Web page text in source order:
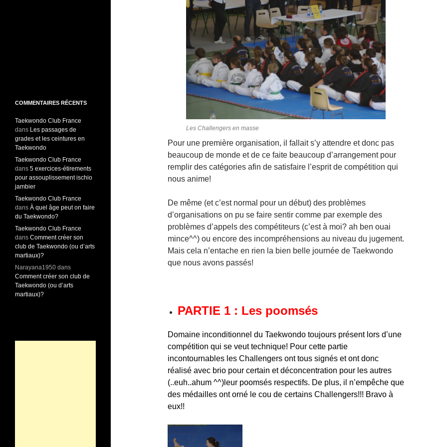
Les Challengers en masse
Pour une première organisation, il fallait s’y attendre et donc pas
beaucoup de monde et de ce faite beaucoup d’arrangement pour
remplir des catégories afin de satisfaire l’esprit de compétition qui
nous anime!
De même (et c’est normal pour un début) des problèmes
d’organisations on pu se faire sentir comme par exemple des
problèmes d’appels des compétiteurs (c’est à moi? ah ben ouai
mince^^) ou encore des incompréhensions au niveau du jugement.
Mais cela n’entache en rien la bien belle journée de Taekwondo
que nous avons passés!
PARTIE 1 : Les poomsés
Domaine inconditionnel du Taekwondo toujours présent lors d’une
compétition qui se veut technique! Pour cette partie
incontournables les Challengers ont tous signés et ont donc
réalisé avec brio pour certain et déconcentration pour les autres
(..euh..ahum ^^)leur poomsés respectifs. De plus, il n’empêche que
des médailles ont orné le cou de certains Challengers!!! Bravo à
eux!!
COMMENTAIRES RÉCENTS
Taekwondo Club France
dans Les passages de
grades et les ceintures en
Taekwondo
Taekwondo Club France
dans 5 exercices-étirements
pour assouplissement ischio
jambier
Taekwondo Club France
dans À quel âge peut on faire
du Taekwondo?
Taekwondo Club France
dans Comment créer son
club de Taekwondo (ou d’arts
martiaux)?
Narayana1950 dans
Comment créer son club de
Taekwondo (ou d’arts
martiaux)?